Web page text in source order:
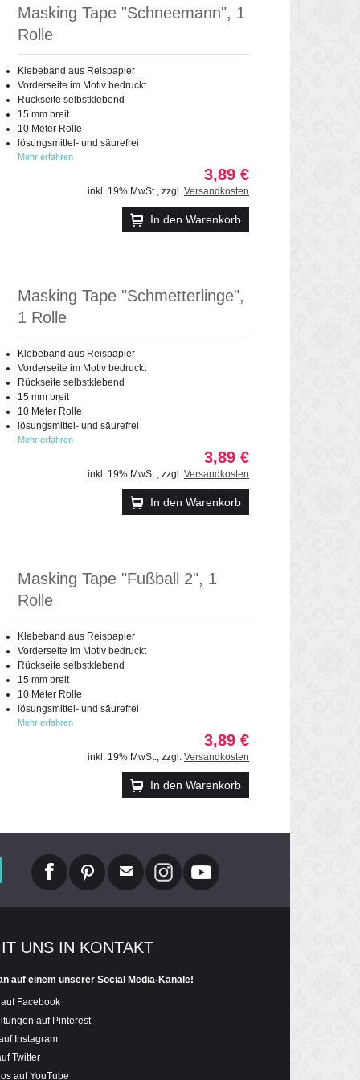
Masking Tape "Schneemann", 1
Rolle
Klebeband aus Reispapier
Vorderseite im Motiv bedruckt
Rückseite selbstklebend
15 mm breit
10 Meter Rolle
lösungsmittel- und säurefrei
Mehr erfahren
3,89 €
inkl. 19% MwSt., zzgl. Versandkosten
In den Warenkorb
Masking Tape "Schmetterlinge",
1 Rolle
Klebeband aus Reispapier
Vorderseite im Motiv bedruckt
Rückseite selbstklebend
15 mm breit
10 Meter Rolle
lösungsmittel- und säurefrei
Mehr erfahren
3,89 €
inkl. 19% MwSt., zzgl. Versandkosten
In den Warenkorb
Masking Tape "Fußball 2", 1
Rolle
Klebeband aus Reispapier
Vorderseite im Motiv bedruckt
Rückseite selbstklebend
15 mm breit
10 Meter Rolle
lösungsmittel- und säurefrei
Mehr erfahren
3,89 €
inkl. 19% MwSt., zzgl. Versandkosten
In den Warenkorb
UNS IN KONTAKT
auf einem unserer Social Media-Kanäle!
Facebook
auf Pinterest
Instagram
Twitter
auf YouTube